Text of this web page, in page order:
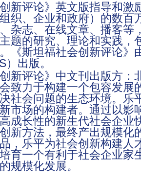
创新评论》英文版指导和
织、企业和政府）的数百
杂志、在线文章、播客等
题的研究、理论和实践，
《斯坦福社会创新评论》
出版。
创新评论》中文刊出版方
致力于构建一个包容发展
社会问题的生态环境。乐
市场的构建者。通过以影
成长性的新生代社会企业
新方法，最终产出规模化
，乐平为社会创新构建人
育一个有利于社会企业家
规模化发展。